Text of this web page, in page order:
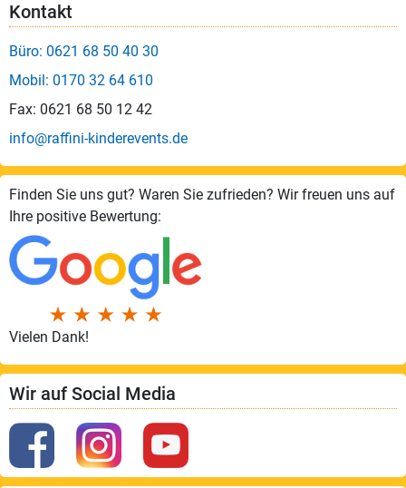
Kontakt
Büro: 0621 68 50 40 30
Mobil: 0170 32 64 610
Fax: 0621 68 50 12 42
info@raffini-kinderevents.de
Finden Sie uns gut? Waren Sie zufrieden? Wir freuen uns auf
Ihre positive Bewertung:
Vielen Dank!
Wir auf Social Media